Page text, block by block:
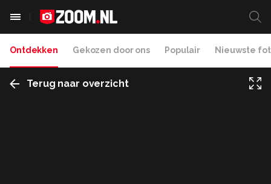
Ontdekken Gekozen door ons Populair Nieuwste
Terug naar overzicht